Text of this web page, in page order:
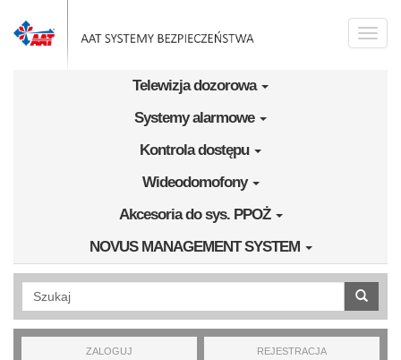
Toggle
Telewizja dozorowa
Systemy alarmowe
Kontrola dostępu
Wideodomofony
Akcesoria do sys. PPOŻ
NOVUS MANAGEMENT SYSTEM
Wyszukiwanie pełnotekstowe
ZALOGUJ REJESTRACJA